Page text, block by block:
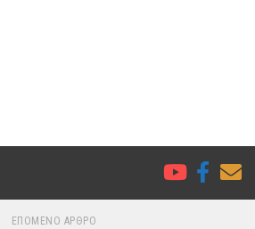
ΕΠΌΜΕΝΟ ΆΡΘΡΟ